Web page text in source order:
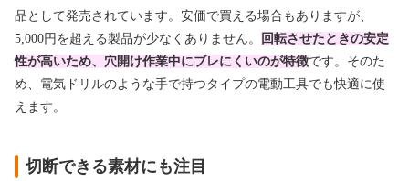
品として発売されています。安価で買える場合もありますが、
5,000円を超える製品が少なくありません。
回転させたときの安定
性が高いため、穴開け作業中にブレにくいのが特徴です。そのた
め、電気ドリルのような手で持つタイプの電動工具でも快適に使
えます。
切断できる素材にも注目